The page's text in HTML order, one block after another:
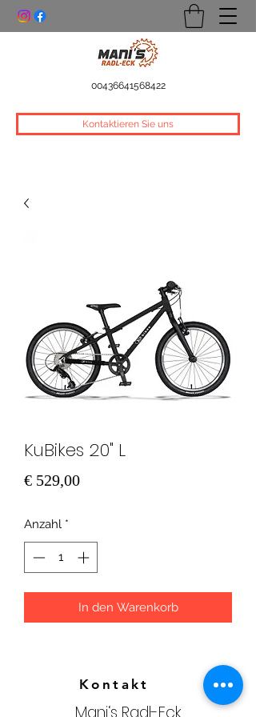
00436641568422
Kontaktieren Sie uns
KuBikes 20" L
€ 529,00Preis
Anzahl *
In den Warenkorb
Kontakt
Mani‘s Radl-Eck